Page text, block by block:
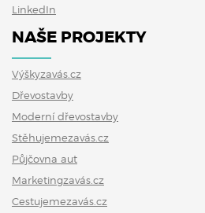
LinkedIn
NAŠE PROJEKTY
Výškyzavás.cz
Dřevostavby
Moderní dřevostavby
Stěhujemezavás.cz
Půjčovna aut
Marketingzavás.cz
Cestujemezavás.cz